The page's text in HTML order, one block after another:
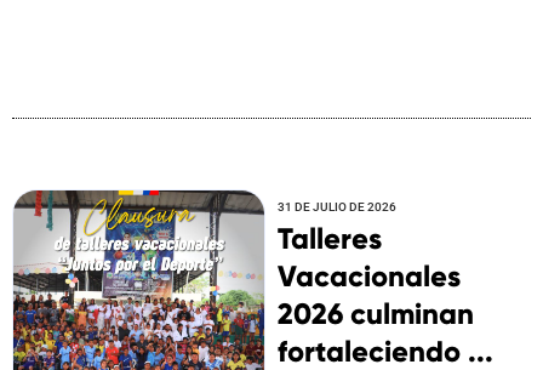
31 DE JULIO DE 2026
Talleres
Vacacionales
2026 culminan
fortaleciendo ...